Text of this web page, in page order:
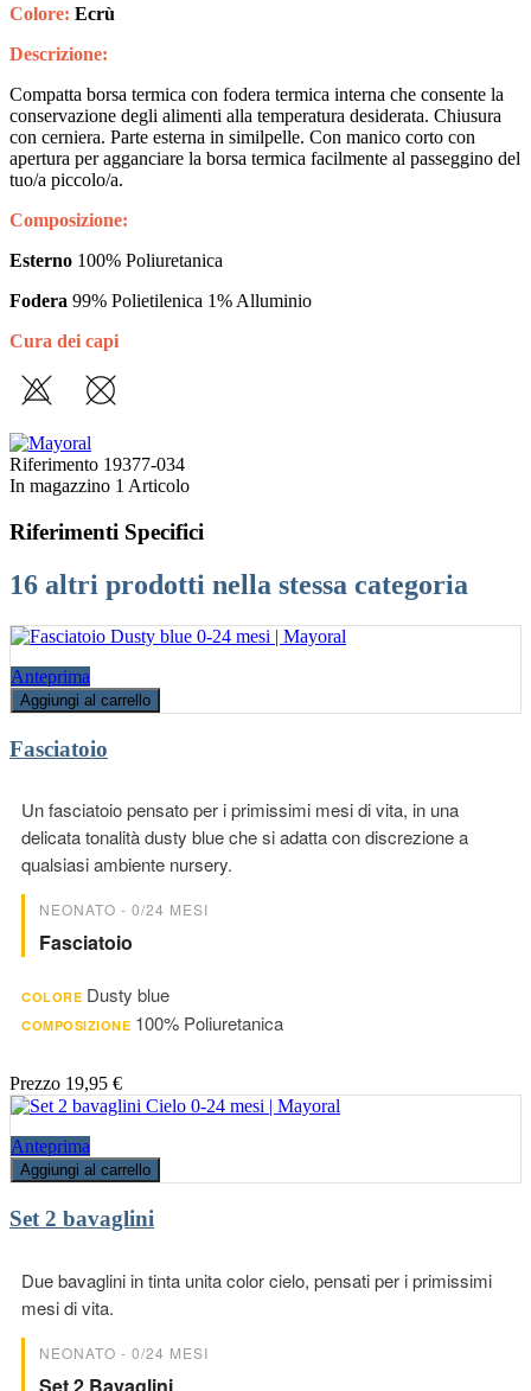
Colore: Ecrù
Descrizione:
Compatta borsa termica con fodera termica interna che consente la
conservazione degli alimenti alla temperatura desiderata. Chiusura
con cerniera. Parte esterna in similpelle. Con manico corto con
apertura per agganciare la borsa termica facilmente al passeggino del
tuo/a piccolo/a.
Composizione:
Esterno 100% Poliuretanica
Fodera 99% Polietilenica 1% Alluminio
Cura dei capi
Riferimento 19377-034
In magazzino 1 Articolo
Riferimenti Specifici
16 altri prodotti nella stessa categoria
Anteprima
Aggiungi al carrello
Fasciatoio
Un fasciatoio pensato per i primissimi mesi di vita, in una
delicata tonalità dusty blue che si adatta con discrezione a
qualsiasi ambiente nursery.
NEONATO - 0/24 MESI
Fasciatoio
COLORE Dusty blue
COMPOSIZIONE 100% Poliuretanica
Prezzo 19,95 €
Anteprima
Aggiungi al carrello
Set 2 bavaglini
Due bavaglini in tinta unita color cielo, pensati per i primissimi
mesi di vita.
NEONATO - 0/24 MESI
Set 2 Bavaglini